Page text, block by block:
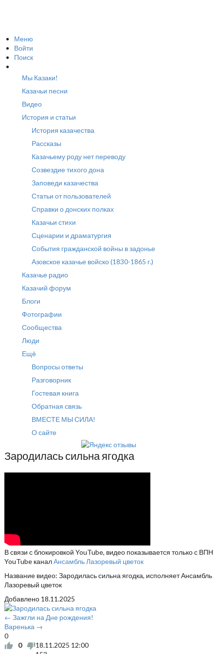
Меню
Войти
Поиск
Мы Казаки!
Казачьи песни
Видео
История и статьи
История казачества
Рассказы
Казачьему роду нет переводу
Созвездие тихого дона
Заповеди казачества
Статьи от пользователей
Справки о донских полках
Казачьи стихи
Сценарии и драматургия
События гражданской войны в задонье
Азовское казачье войско (1830-1865 г.)
Казачье радио
Казачий форум
Блоги
Фотографии
Сообщества
Люди
Ещё
Вопросы ответы
Разговорник
Гостевая книга
Обратная связь
ВМЕСТЕ МЫ СИЛА!
О сайте
Зародилась сильна ягодка
В связи с блокировкой YouTube, видео показывается только с ВПН
YouTube каналАнсамбль Лазоревый цветок
Название видео: Зародилась сильна ягодка, исполняет Ансамбль
Лазоревый цветок
Добавлено 18.11.2025
← Зажгли на Дне рождения!
Варенька →
0
0
18.11.2025 12:00